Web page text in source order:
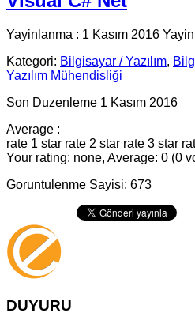
Yayinlanma : 1 Kasım 2016
Kategori: Bilgisayar / Yazılım,
Yazılım Mühendisliği
Son Duzenleme 1 Kasım 2016
Average :
rate 1 star rate 2 star rate 3 star
Your rating: none, Average: 0 (0
Goruntulenme Sayisi: 673
DUYURU